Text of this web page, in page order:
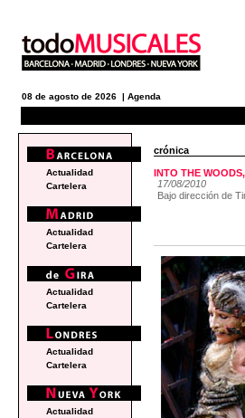
08 de agosto de 2026 | Agenda
crónica
INTO THE
17/08/2010
Bajo dirección de
Actualidad
Cartelera
Actualidad
Cartelera
Actualidad
Cartelera
Actualidad
Cartelera
Actualidad